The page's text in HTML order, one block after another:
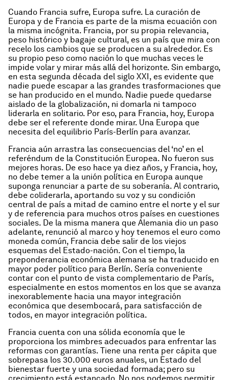
Cuando Francia sufre, Europa sufre. La curación de
Europa y de Francia es parte de la misma ecuación con
la misma incógnita. Francia, por su propia relevancia,
peso histórico y bagaje cultural, es un país que mira con
recelo los cambios que se producen a su alrededor. Es
su propio peso como nación lo que muchas veces le
impide volar y mirar más allá del horizonte. Sin embargo,
en esta segunda década del siglo XXI, es evidente que
nadie puede escapar a las grandes trasformaciones que
se han producido en el mundo. Nadie puede quedarse
aislado de la globalización, ni domarla ni tampoco
liderarla en solitario. Por eso, para Francia, hoy, Europa
debe ser el referente donde mirar. Una Europa que
necesita del equilibrio París-Berlín para avanzar.
Francia aún arrastra las consecuencias del ‘no’ en el
referéndum de la Constitución Europea. No fueron sus
mejores horas. De eso hace ya diez años, y Francia, hoy,
no debe temer a la unión política en Europa aunque
suponga renunciar a parte de su soberanía. Al contrario,
debe coliderarla, aportando su voz y su condición
central de país a mitad de camino entre el norte y el sur
y de referencia para muchos otros países en cuestiones
sociales. De la misma manera que Alemania dio un paso
adelante, renunció al marco y hoy tenemos el euro como
moneda común, Francia debe salir de los viejos
esquemas del Estado-nación. Con el tiempo, la
preponderancia económica alemana se ha traducido en
mayor poder político para Berlín. Sería conveniente
contar con el punto de vista complementario de París,
especialmente en estos momentos en los que se avanza
inexorablemente hacia una mayor integración
económica que desembocará, para satisfacción de
todos, en mayor integración política.
Francia cuenta con una sólida economía que le
proporciona los mimbres adecuados para enfrentar las
reformas con garantías. Tiene una renta per cápita que
sobrepasa los 30.000 euros anuales, un Estado del
bienestar fuerte y una sociedad formada; pero su